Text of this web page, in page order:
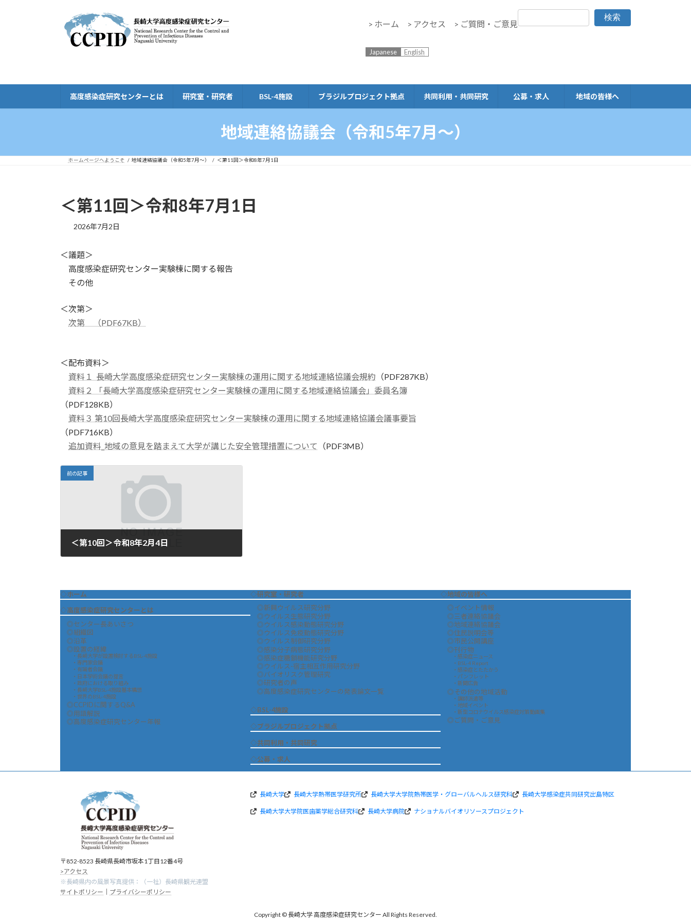
> ホーム > アクセス > ご質問・ご意見
Japanese English
検索
高度感染症研究センターとは 研究室・研究者 BSL-4施設 ブラジルプロジェクト拠点 共同利用・共同研究 公募・求人 地域の皆様へ
地域連絡協議会（令和5年7月～）
ホームページへようこそ 地域連絡協議会（令和5年7月～） ＜第11回＞令和8年7月1日
＜第11回＞令和8年7月1日
2026年7月2日
＜議題＞
高度感染症研究センター実験棟に関する報告
その他
＜次第＞
次第 （PDF67KB）
＜配布資料＞
資料１ 長崎大学高度感染症研究センター実験棟の運用に関する地域連絡協議会規約 （PDF287KB）
資料２ 「長崎大学高度感染症研究センター実験棟の運用に関する地域連絡協議会」委員名簿
（PDF128KB）
資料３ 第10回長崎大学高度感染症研究センター実験棟の運用に関する地域連絡協議会議事要旨
（PDF716KB）
追加資料_地域の意見を踏まえて大学が講じた安全管理措置について
（PDF3MB）
前の記事
＜第10回＞令和8年2月4日
◇ホーム
◇高度感染症研究センターとは
◎センター長あいさつ
◎組織図
◎沿革
◎設置の経緯
・長崎大学が設置検討するBSL-4施設
・専門家会議
・有識者会議
・日本学術会議の提言
・政府における取り組み
・長崎大学BSL-4施設基本構想
・世界のBSL-4施設
◎CCPIDに関するQ&A
◎用語解説
◎高度感染症研究センター年報
◇研究室・研究者
◎新興ウイルス研究分野
◎ウイルス生態研究分野
◎ウイルス感染動態研究分野
◎ウイルス免疫動態研究分野
◎ウイルス制御研究分野
◎感染分子病態研究分野
◎感染症糖鎖機能研究分野
◎ウイルス-宿主相互作用研究分野
◎バイオリスク管理研究
◎研究者の声
◎高度感染症研究センターの発表論文一覧
◇BSL-4施設
◇ブラジルプロジェクト拠点
◇共同利用・共同研究
◇公募・求人
◇地域の皆様へ
◎イベント情報
◎三者連絡協議会
◎地域連絡協議会
◎住民説明会等
◎市民公開講座
◎刊行物
・感染症ニュース
・BSL-4 Report
・感染症とたたかう
・パンフレット
・新聞広告
◎その他の地域活動
・講師派遣等
・地域イベント
・新型コロナウイルス感染症対策動画集
◎ご質問・ご意見
〒852-8523 長崎県長崎市坂本1丁目12番4号
>アクセス
※長崎県内の風景写真提供：（一社）長崎県観光連盟
サイトポリシー
プライバシーポリシー
長崎大学 長崎大学熱帯医学研究所 長崎大学大学院熱帯医学・グローバルヘルス研究科 長崎大学感染症共同研究出島特区
長崎大学大学院医歯薬学総合研究科 長崎大学病院 ナショナルバイオリソースプロジェクト
Copyright © 長崎大学 高度感染症研究センター All Rights Reserved.